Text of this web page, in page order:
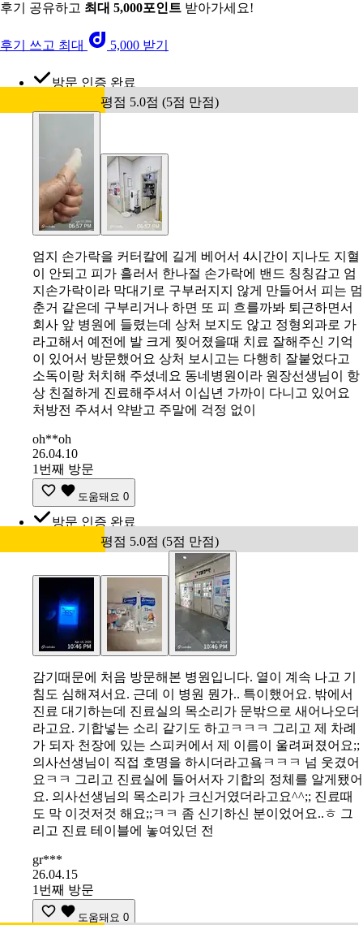
후기 공유하고 최대 5,000포인트 받아가세요!
후기 쓰고 최대 5,000 받기
방문 인증 완료
평점 5.0점 (5점 만점)
엄지 손가락을 커터칼에 길게 베어서 4시간이 지나도 지혈
이 안되고 피가 흘러서 한나절 손가락에 밴드 칭칭감고 엄
지손가락이라 막대기로 구부러지지 않게 만들어서 피는 멈
춘거 같은데 구부리거나 하면 또 피 흐를까봐 퇴근하면서
회사 앞 병원에 들렸는데 상처 보지도 않고 정형외과로 가
라고해서 예전에 발 크게 찢어졌을때 치료 잘해주신 기억
이 있어서 방문했어요 상처 보시고는 다행히 잘붙었다고
소독이랑 처치해 주셨네요 동네병원이라 원장선생님이 항
상 친절하게 진료해주셔서 이십년 가까이 다니고 있어요
처방전 주셔서 약받고 주말에 걱정 없이
oh**oh
26.04.10
1번째 방문
도움돼요 0
방문 인증 완료
평점 5.0점 (5점 만점)
감기때문에 처음 방문해본 병원입니다. 열이 계속 나고 기
침도 심해져서요. 근데 이 병원 뭔가.. 특이했어요. 밖에서
진료 대기하는데 진료실의 목소리가 문밖으로 새어나오더
라고요. 기합넣는 소리 같기도 하고ㅋㅋㅋ 그리고 제 차례
가 되자 천장에 있는 스피커에서 제 이름이 울려퍼졌어요;;
의사선생님이 직접 호명을 하시더라고욬ㅋㅋㅋ 넘 웃겼어
요ㅋㅋ 그리고 진료실에 들어서자 기합의 정체를 알게됐어
요. 의사선생님의 목소리가 크신거였더라고요^^;; 진료때
도 막 이것저것 해요;;ㅋㅋ 좀 신기하신 분이었어요..ㅎ 그
리고 진료 테이블에 놓여있던 전
gr***
26.04.15
1번째 방문
도움돼요 0